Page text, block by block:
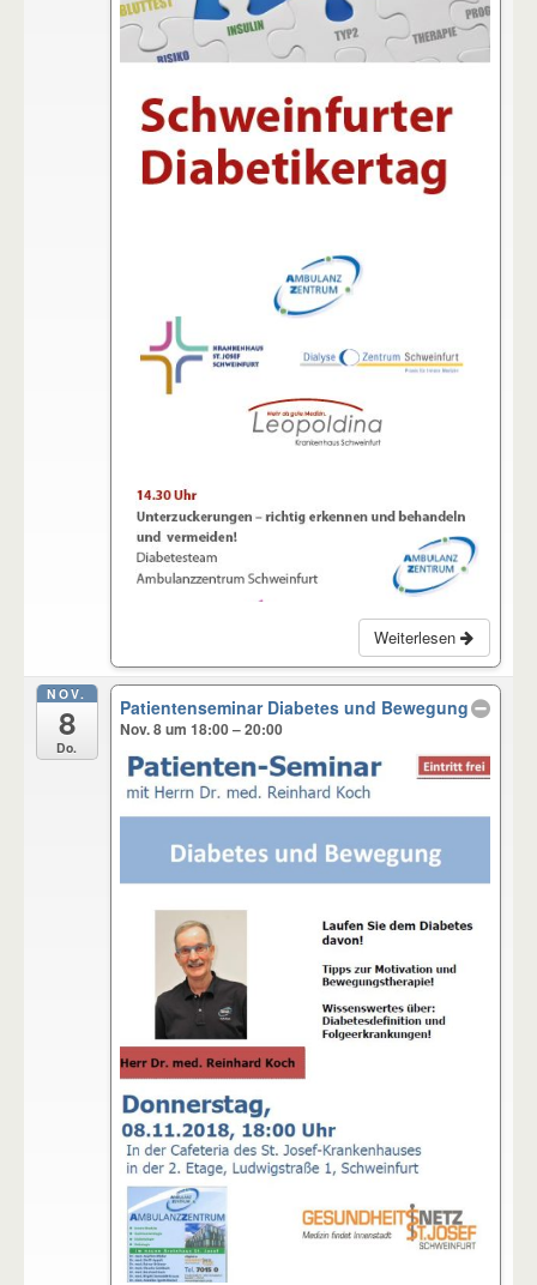
Weiterlesen
NOV.
8
Do.
Patientenseminar Diabetes und Bewegung
Nov. 8 um 18:00 – 20:00